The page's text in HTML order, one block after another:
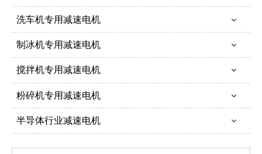
洗车机专用减速电机
制冰机专用减速电机
搅拌机专用减速电机
粉碎机专用减速电机
半导体行业减速电机